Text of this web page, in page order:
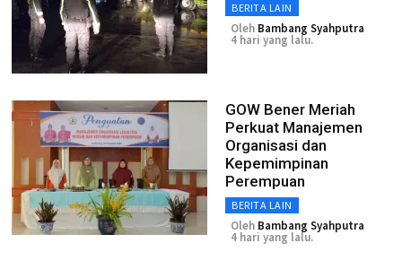
BERITA LAIN
Oleh Bambang Syahputra
4 hari yang lalu.
GOW Bener Meriah
Perkuat Manajemen
Organisasi dan
Kepemimpinan
Perempuan
BERITA LAIN
Oleh Bambang Syahputra
4 hari yang lalu.